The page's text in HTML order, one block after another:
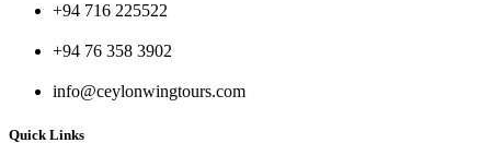
+94 716 225522
+94 76 358 3902
info@ceylonwingtours.com
Quick Links